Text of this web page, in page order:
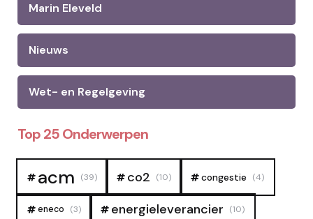
Marin Eleveld
Nieuws
Wet- en Regelgeving
Top 25 Onderwerpen
acm (39) co2 (10) congestie (4)
eneco (3) energieleverancier (10)